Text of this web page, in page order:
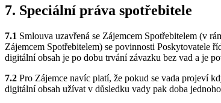
7. Speciální práva spotřebitele
7.1 Smlouva uzavřená se Zájemcem Spotřebitelem (v
Zájemcem Spotřebitelem) se povinnosti Poskytovatele
digitální obsah je po dobu trvání závazku bez vad a je
7.2 Pro Zájemce navíc platí, že pokud se vada projeví
digitální obsah užívat v důsledku vady pak doba